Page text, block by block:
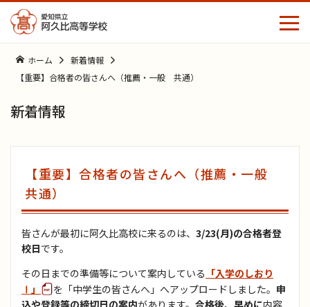
皆さんへ
学校案内
学校生活
学校行事
部活動
国際コミュニケーションコース
ホーム
新着情報
【重要】合格者の皆さんへ（推薦・一般 共通）
新着情報
【重要】合格者の皆さんへ（推薦・一般
共通）
皆さんが最初に阿久比高校に来るのは、 3/23(月)の合格者登
校日です。
その日までの準備等について案内している 「入学のしおり
Ⅰ」
を「中学生の皆さんへ」へアップロードしました。 申